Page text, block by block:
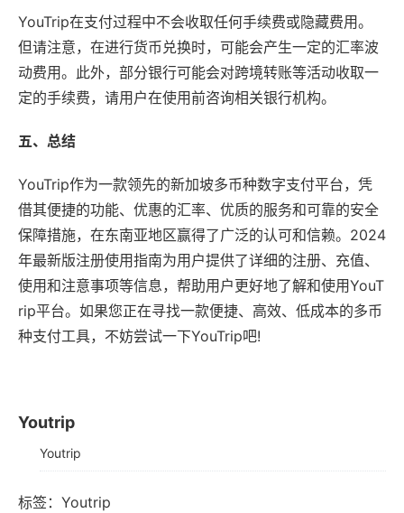
YouTrip在支付过程中不会收取任何手续费或隐藏费用。
但请注意，在进行货币兑换时，可能会产生一定的汇率波
动费用。此外，部分银行可能会对跨境转账等活动收取一
定的手续费，请用户在使用前咨询相关银行机构。
五、总结
YouTrip作为一款领先的新加坡多币种数字支付平台，凭
借其便捷的功能、优惠的汇率、优质的服务和可靠的安全
保障措施，在东南亚地区赢得了广泛的认可和信赖。2024
年最新版注册使用指南为用户提供了详细的注册、充值、
使用和注意事项等信息，帮助用户更好地了解和使用YouT
rip平台。如果您正在寻找一款便捷、高效、低成本的多币
种支付工具，不妨尝试一下YouTrip吧!
Youtrip
Youtrip
标签： Youtrip